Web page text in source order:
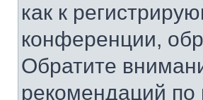
как к
конференции,
Обратите
рекомендаций